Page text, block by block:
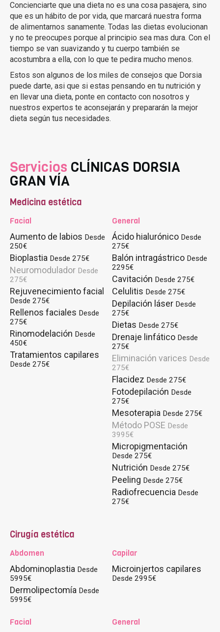
Concienciarte que una dieta no es una cosa pasajera, sino
que es un hábito de por vida, que marcará nuestra forma
de alimentarnos sanamente. Todas las dietas evolucionan
y no te preocupes porque al principio sea mas dura. Con el
tiempo se van suavizando y tu cuerpo también se
acostumbra a ella, con lo que te pedira mucho menos.
Estos son algunos de los miles de consejos que Dorsia
puede darte, asi que si estas pensando en tu nutrición y
en llevar una dieta, ponte en contacto con nosotros y
nuestros expertos te aconsejarán y prepararán la mejor
dieta según tus necesidades.
Servicios CLÍNICAS DORSIA
GRAN VÍA
Medicina estética
Facial
Aumento de labios Desde
250€
Bioplastia Desde 275€
Neuromodulador Desde
275€
Rejuvenecimiento facial
Desde 275€
Rellenos faciales Desde
275€
Rinomodelación Desde
450€
Tratamientos capilares
Desde 275€
General
Ácido hialurónico Desde
275€
Balón intragástrico Desde
2295€
Cavitación Desde 275€
Celulitis Desde 275€
Depilación láser Desde
275€
Dietas Desde 275€
Drenaje linfático Desde
275€
Eliminación varices Desde
275€
Flacidez Desde 275€
Fotodepilación Desde
275€
Mesoterapia Desde 275€
Método POSE Desde
3995€
Micropigmentación
Desde 275€
Nutrición Desde 275€
Peeling Desde 275€
Radiofrecuencia Desde
275€
Cirugía estética
Abdomen
Abdominoplastia Desde
5995€
Dermolipectomía Desde
5995€
Capilar
Microinjertos capilares
Desde 2995€
Facial
General